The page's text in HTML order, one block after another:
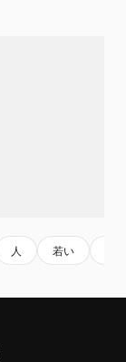
人 若い